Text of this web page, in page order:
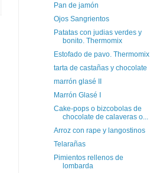
Pan de jamón
Ojos Sangrientos
Patatas con judias verdes y
bonito. Thermomix
Estofado de pavo. Thermomix
tarta de castañas y chocolate
marrón glasé II
Marrón Glasé I
Cake-pops o bizcobolas de
chocolate de calaveras o...
Arroz con rape y langostinos
Telarañas
Pimientos rellenos de
lombarda